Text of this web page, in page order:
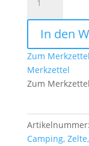
Britisches
Tarnnetz
gebr
.
DPM
2
x
m
Menge
In den
Zum
Merkzettel
Zum
Artikelnummer:
Camping,